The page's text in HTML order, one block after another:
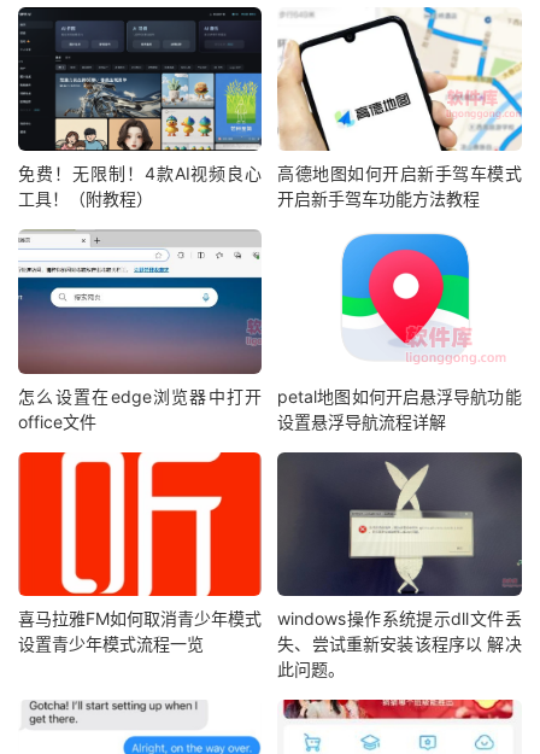
免费！无限制！4款AI视频良心
工具！（附教程）
高德地图如何开启新手驾车模式
开启新手驾车功能方法教程
怎么设置在edge浏览器中打开
office文件
petal地图如何开启悬浮导航功能
设置悬浮导航流程详解
喜马拉雅FM如何取消青少年模式
设置青少年模式流程一览
windows操作系统提示dll文件丢
失、尝试重新安装该程序以 解决
此问题。